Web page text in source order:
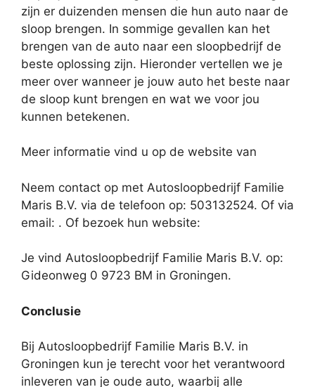
zijn er duizenden mensen die hun auto naar de
sloop brengen. In sommige gevallen kan het
brengen van de auto naar een sloopbedrijf de
beste oplossing zijn. Hieronder vertellen we je
meer over wanneer je jouw auto het beste naar
de sloop kunt brengen en wat we voor jou
kunnen betekenen.
Meer informatie vind u op de website van
Neem contact op met Autosloopbedrijf Familie
Maris B.V. via de telefoon op: 503132524. Of via
email: . Of bezoek hun website:
Je vind Autosloopbedrijf Familie Maris B.V. op:
Gideonweg 0 9723 BM in Groningen.
Conclusie
Bij Autosloopbedrijf Familie Maris B.V. in
Groningen kun je terecht voor het verantwoord
inleveren van je oude auto, waarbij alle